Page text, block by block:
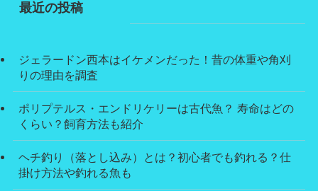
最近の投稿
ジェラードン西本はイケメンだった！昔の体重や角刈
りの理由を調査
ポリプテルス・エンドリケリーは古代魚？ 寿命はどの
くらい？飼育方法も紹介
ヘチ釣り（落とし込み）とは？初心者でも釣れる？仕
掛け方法や釣れる魚も